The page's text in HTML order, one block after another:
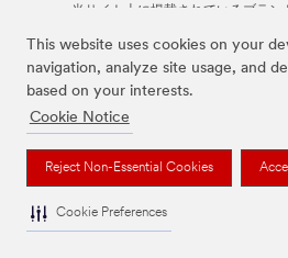
This website uses cookies on your
navigation, analyze site usage, and
based on your interests.
Cookie Notice
Reject Non-Essential Cookies
Cookie Preferences
当サイト上に掲載されているブラン